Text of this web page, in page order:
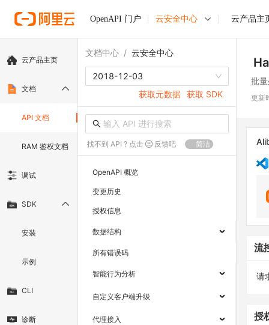
OpenAPI 门户 云安全中心 云产品主
云产品主页
文档
API 文档
RAM 鉴权文档
调试
SDK
安装
示例
CLI
诊断
文档中心 / 云安全中心
2018-12-03
获取元数据 获取 SDK
找不到 API ? 点击 反馈吧 简洁
OpenAPI 概览
变更历史
授权信息
数据结构
所有错误码
智能行为分析
自定义客户端升级
代理接入
批
更新
流
请
授